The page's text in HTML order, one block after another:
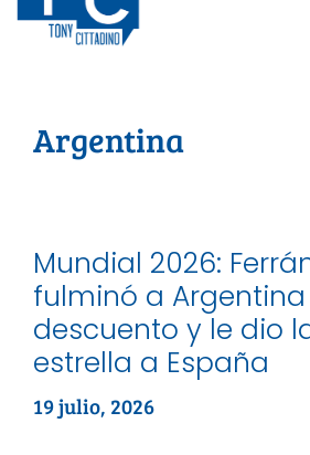
Argentina
Mundial 2026:
fulminó a Argentina
descuento y le dio
estrella a España
19 julio, 2026